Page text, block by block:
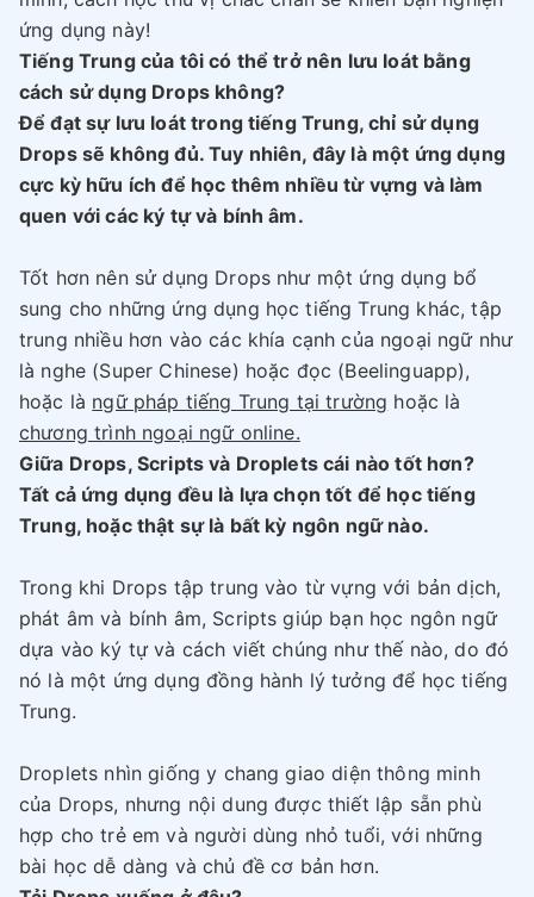
ứng dụng này!
Tiếng Trung của tôi có thể trở nên lưu loát bằng
cách sử dụng Drops không?
Để đạt sự lưu loát trong tiếng Trung, chỉ sử dụng
Drops sẽ không đủ. Tuy nhiên, đây là một ứng dụng
cực kỳ hữu ích để học thêm nhiều từ vựng và làm
quen với các ký tự và bính âm.
Tốt hơn nên sử dụng Drops như một ứng dụng bổ
sung cho những ứng dụng học tiếng Trung khác, tập
trung nhiều hơn vào các khía cạnh của ngoại ngữ như
là nghe (Super Chinese) hoặc đọc (Beelinguapp),
hoặc là ngữ pháp tiếng Trung tại trường hoặc là
chương trình ngoại ngữ online.
Giữa Drops, Scripts và Droplets cái nào tốt hơn?
Tất cả ứng dụng đều là lựa chọn tốt để học tiếng
Trung, hoặc thật sự là bất kỳ ngôn ngữ nào.
Trong khi Drops tập trung vào từ vựng với bản dịch,
phát âm và bính âm, Scripts giúp bạn học ngôn ngữ
dựa vào ký tự và cách viết chúng như thế nào, do đó
nó là một ứng dụng đồng hành lý tưởng để học tiếng
Trung.
Droplets nhìn giống y chang giao diện thông minh
của Drops, nhưng nội dung được thiết lập sẵn phù
hợp cho trẻ em và người dùng nhỏ tuổi, với những
bài học dễ dàng và chủ đề cơ bản hơn.